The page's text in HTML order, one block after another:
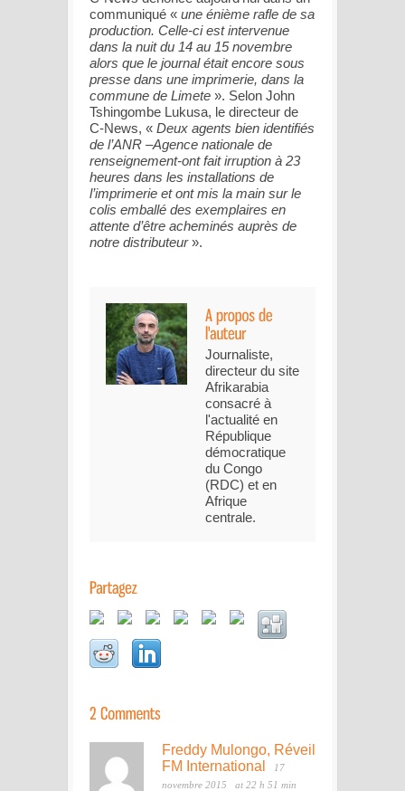
communiqué « une énième rafle de sa
production. Celle-ci est intervenue
dans la nuit du 14 au 15 novembre
alors que le journal était encore sous
presse dans une imprimerie, dans la
commune de Limete ». Selon John
Tshingombe Lukusa, le directeur de
C-News, « Deux agents bien identifiés
de l’ANR –Agence nationale de
renseignement-ont fait irruption à 23
heures dans les installations de
l’imprimerie et ont mis la main sur le
colis emballé des exemplaires en
attente d’être acheminés auprès de
notre distributeur ».
Journaliste,
directeur du site
Afrikarabia
consacré à
l'actualité en
République
démocratique
du Congo
(RDC) et en
Afrique
centrale.
Freddy Mulongo, Réveil
FM International
17
novembre 2015
at 22 h 51 min